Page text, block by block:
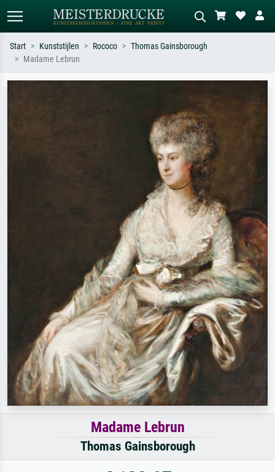
weide, abstract met veel rood, donker
olieverfschilderij, staand naakt naast
een boom.
Start Kunststijlen Rococo
Thomas Gainsborough
Madame Lebrun
Madame Lebrun
Thomas Gainsborough